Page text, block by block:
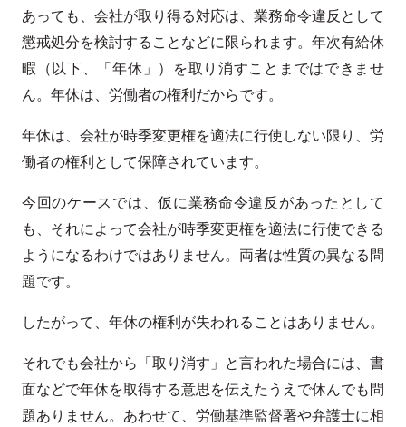
あっても、会社が取り得る対応は、業務命令違反として
懲戒処分を検討することなどに限られます。年次有給休
暇（以下、「年休」）を取り消すことまではできませ
ん。年休は、労働者の権利だからです。
年休は、会社が時季変更権を適法に行使しない限り、労
働者の権利として保障されています。
今回のケースでは、仮に業務命令違反があったとして
も、それによって会社が時季変更権を適法に行使できる
ようになるわけではありません。両者は性質の異なる問
題です。
したがって、年休の権利が失われることはありません。
それでも会社から「取り消す」と言われた場合には、書
面などで年休を取得する意思を伝えたうえで休んでも問
題ありません。あわせて、労働基準監督署や弁護士に相